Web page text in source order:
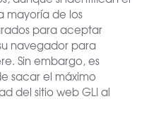
mayoría de los
para aceptar
navegador para
Sin embargo, es
sacar el máximo
del sitio web GLI al